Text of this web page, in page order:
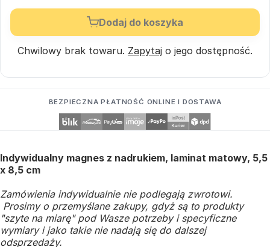
Dodaj do koszyka
Chwilowy brak towaru. Zapytaj o jego dostępność.
BEZPIECZNA PŁATNOŚĆ ONLINE I DOSTAWA
Indywidualny magnes z nadrukiem, laminat matowy, 5,5
x 8,5 cm
Zamówienia indywidualnie nie podlegają zwrotowi.
Prosimy o przemyślane zakupy, gdyż są to produkty
"szyte na miarę" pod Wasze potrzeby i specyficzne
wymiary i jako takie nie nadają się do dalszej
odsprzedaży.